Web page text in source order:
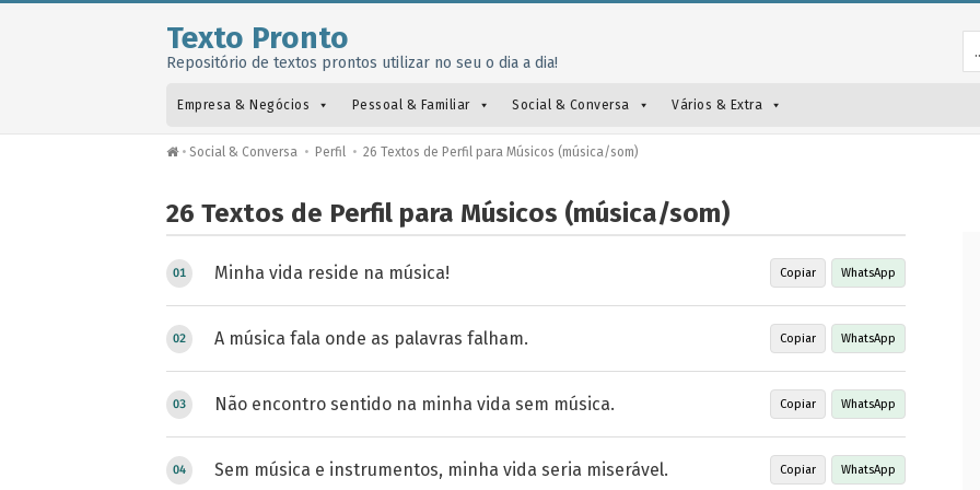
Texto Pronto
Repositório de textos prontos utilizar no seu o dia a dia!
Empresa & Negócios Pessoal & Familiar Social & Conversa Vários & Extra
• Social & Conversa • Perfil • 26 Textos de Perfil para Músicos (música/som)
26 Textos de Perfil para Músicos (música/som)
Minha vida reside na música! Copiar WhatsApp
A música fala onde as palavras falham. Copiar WhatsApp
Não encontro sentido na minha vida sem música. Copiar WhatsApp
Sem música e instrumentos, minha vida seria miserável. Copiar WhatsApp